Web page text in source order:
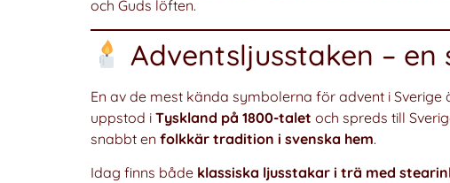
och Guds löften.
Adventsljusstaken –
En av de mest kända symbolerna för advent i Sverige
uppstod i Tyskland på 1800-talet och spreds till
snabbt en folkkär tradition i svenska hem.
Idag finns både klassiska ljusstakar i trä med